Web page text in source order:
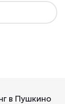
в Пушкино